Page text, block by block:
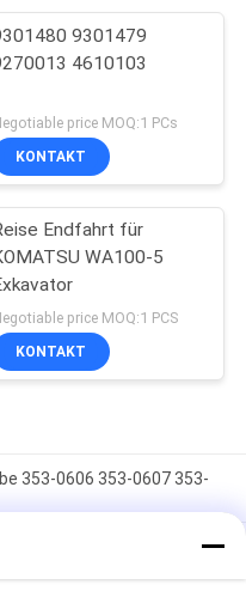
9301479
4610103
price MOQ:1 PCs
KONTAKT
Endfahrt für
WA100-5
price MOQ:1 PCS
KONTAKT
353-0606 353-0607 353-
Motor Hydraulisch